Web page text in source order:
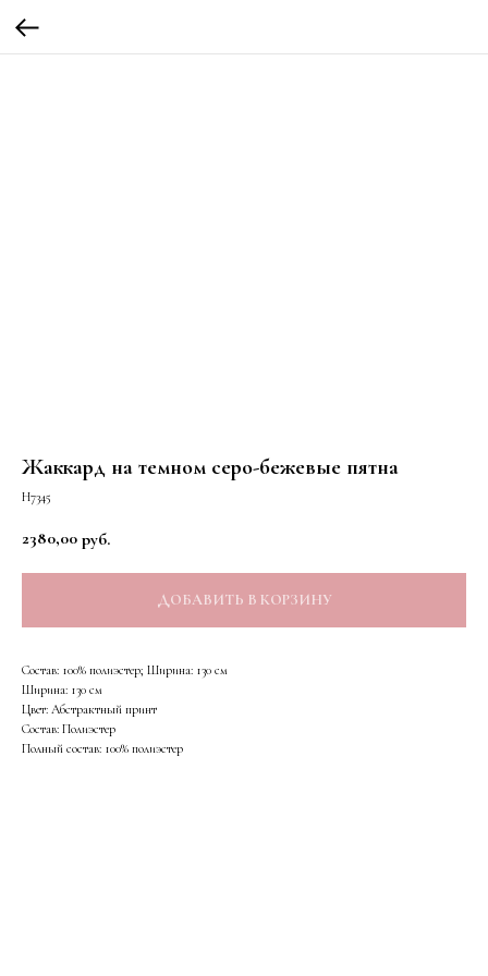
Жаккард на темном серо-бежевые пятна
Н7345
2380,00 руб.
ДОБАВИТЬ В КОРЗИНУ
Состав: 100% полиэстер; Ширина: 130 см
Ширина: 130 см
Цвет: Абстрактный принт
Состав: Полиэстер
Полный состав: 100% полиэстер